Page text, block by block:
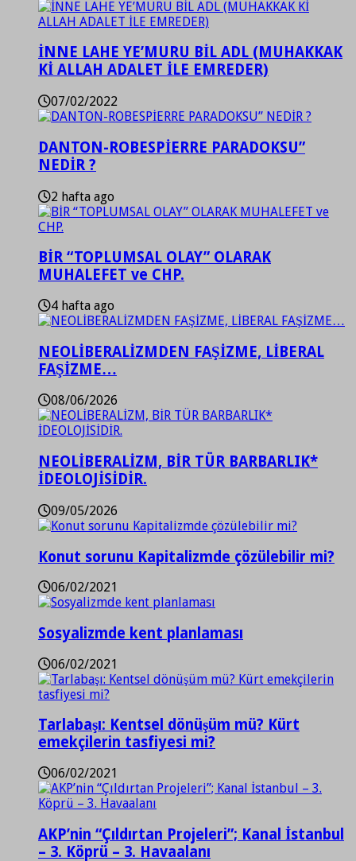
İNNE LAHE YE’MURU BİL ADL (MUHAKKAK
Kİ ALLAH ADALET İLE EMREDER)
07/02/2022
DANTON-ROBESPİERRE PARADOKSU”
NEDİR ?
2 hafta ago
BİR “TOPLUMSAL OLAY” OLARAK
MUHALEFET ve CHP.
4 hafta ago
NEOLİBERALİZMDEN FAŞİZME, LİBERAL
FAŞİZME…
08/06/2026
NEOLİBERALİZM, BİR TÜR BARBARLIK*
İDEOLOJİSİDİR.
09/05/2026
Konut sorunu Kapitalizmde çözülebilir mi?
06/02/2021
Sosyalizmde kent planlaması
06/02/2021
Tarlabaşı: Kentsel dönüşüm mü? Kürt
emekçilerin tasfiyesi mi?
06/02/2021
AKP’nin “Çıldırtan Projeleri”; Kanal İstanbul
– 3. Köprü – 3. Havaalanı